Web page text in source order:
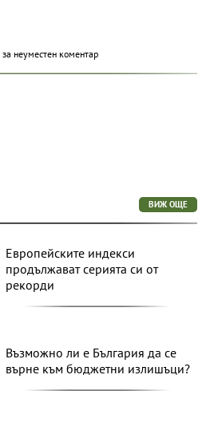
неуместен коментар
ВИЖ ОЩЕ
Европейските индекси
продължават серията си от
рекорди
Възможно ли е България да се
върне към бюджетни излишъци?